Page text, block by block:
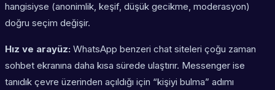
hangisiyse (anonimlik, keşif, düşük gecikme, moderasyon)
doğru seçim değişir.
Hız ve arayüz: WhatsApp benzeri chat siteleri çoğu zaman
sohbet ekranına daha kısa sürede ulaştırır. Messenger ise
tanıdık çevre üzerinden açıldığı için “kişiyi bulma” adımı